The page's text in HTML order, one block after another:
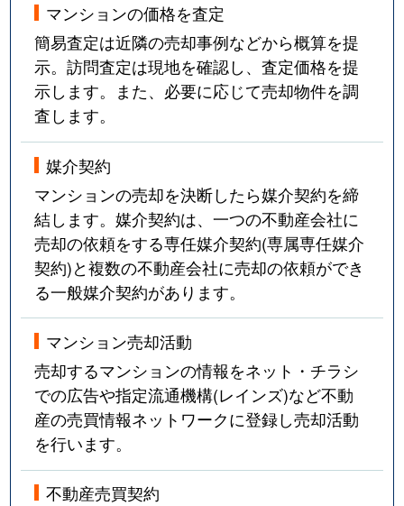
マンションの価格を査定
簡易査定は近隣の売却事例などから概算を提
示。訪問査定は現地を確認し、査定価格を提
示します。また、必要に応じて売却物件を調
査します。
媒介契約
マンションの売却を決断したら媒介契約を締
結します。媒介契約は、一つの不動産会社に
売却の依頼をする専任媒介契約(専属専任媒介
契約)と複数の不動産会社に売却の依頼ができ
る一般媒介契約があります。
マンション売却活動
売却するマンションの情報をネット・チラシ
での広告や指定流通機構(レインズ)など不動
産の売買情報ネットワークに登録し売却活動
を行います。
不動産売買契約